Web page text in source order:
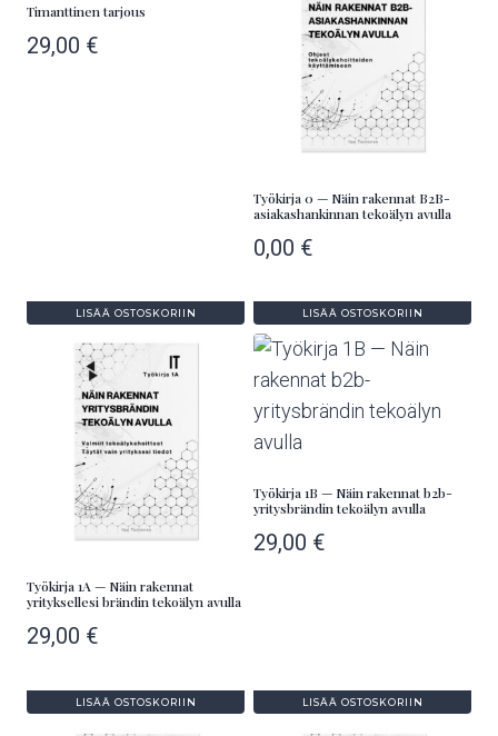
Timanttinen tarjous
29,00 €
LISÄÄ OSTOSKORIIN
Työkirja 0 — Näin rakennat B2B-
asiakashankinnan tekoälyn avulla
0,00 €
LISÄÄ OSTOSKORIIN
Työkirja 1A — Näin rakennat
yrityksellesi brändin tekoälyn avulla
29,00 €
LISÄÄ OSTOSKORIIN
Työkirja 1B — Näin rakennat b2b-
yritysbrändin tekoälyn avulla
29,00 €
LISÄÄ OSTOSKORIIN